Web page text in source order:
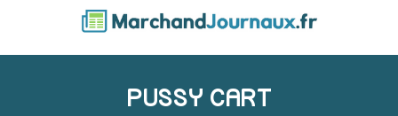
PUSSY CART